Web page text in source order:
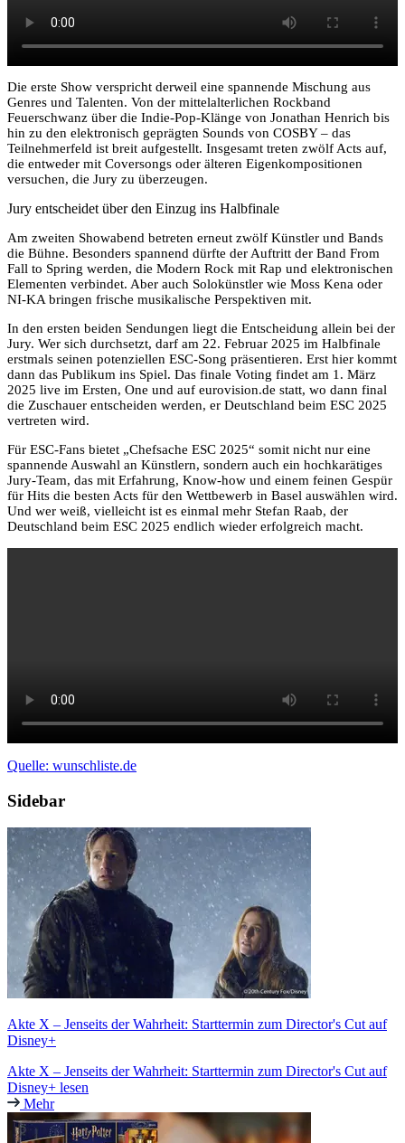
Die erste Show verspricht derweil eine spannende Mischung aus
Genres und Talenten. Von der mittelalterlichen Rockband
Feuerschwanz über die Indie-Pop-Klänge von Jonathan Henrich bis
hin zu den elektronisch geprägten Sounds von COSBY – das
Teilnehmerfeld ist breit aufgestellt. Insgesamt treten zwölf Acts auf,
die entweder mit Coversongs oder älteren Eigenkompositionen
versuchen, die Jury zu überzeugen.
Jury entscheidet über den Einzug ins Halbfinale
Am zweiten Showabend betreten erneut zwölf Künstler und Bands
die Bühne. Besonders spannend dürfte der Auftritt der Band From
Fall to Spring werden, die Modern Rock mit Rap und elektronischen
Elementen verbindet. Aber auch Solokünstler wie Moss Kena oder
NI-KA bringen frische musikalische Perspektiven mit.
In den ersten beiden Sendungen liegt die Entscheidung allein bei der
Jury. Wer sich durchsetzt, darf am 22. Februar 2025 im Halbfinale
erstmals seinen potenziellen ESC-Song präsentieren. Erst hier kommt
dann das Publikum ins Spiel. Das finale Voting findet am 1. März
2025 live im Ersten, One und auf eurovision.de statt, wo dann final
die Zuschauer entscheiden werden, er Deutschland beim ESC 2025
vertreten wird.
Für ESC-Fans bietet „Chefsache ESC 2025“ somit nicht nur eine
spannende Auswahl an Künstlern, sondern auch ein hochkarätiges
Jury-Team, das mit Erfahrung, Know-how und einem feinen Gespür
für Hits die besten Acts für den Wettbewerb in Basel auswählen wird.
Und wer weiß, vielleicht ist es einmal mehr Stefan Raab, der
Deutschland beim ESC 2025 endlich wieder erfolgreich macht.
Quelle: wunschliste.de
Sidebar
Akte X – Jenseits der Wahrheit: Starttermin zum Director's Cut auf
Disney+
Akte X – Jenseits der Wahrheit: Starttermin zum Director's Cut auf
Disney+ lesen
Mehr